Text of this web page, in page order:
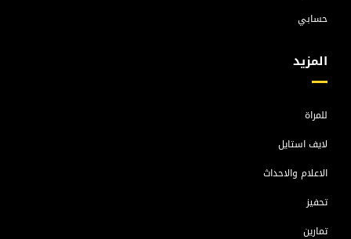
حسابي
المزيد
للمراة
لايف استايل
الاعلام والاحداث
تحفيز
تمارين